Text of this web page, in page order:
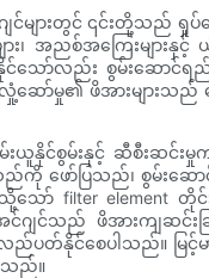
င်များတွင် ၎င်းတို့သည် ရှု
၊ အညစ်အကြေးများနှ
ော်လည်း စွမ်းဆောင်ရ
ဆော်မှု၏ ဖိအားများသ
းယူနိုင်စွမ်းနှင့် ဆီစီးဆင်
ော်ပြသည်၊ စွမ်းဆောင်
သို့သော် filter
ျင်သည် ဖိအားကျဆင်း
ည်ပတ်နိုင်စေပါသည်။ မြ
သည်။